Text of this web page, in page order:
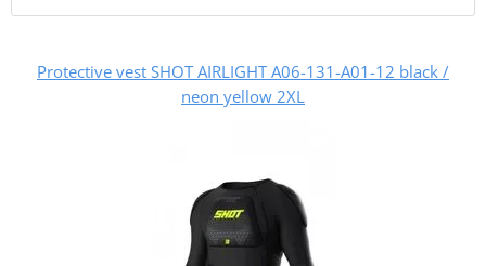
Protective vest SHOT AIRLIGHT A06-131-A01-12 black /
neon yellow 2XL